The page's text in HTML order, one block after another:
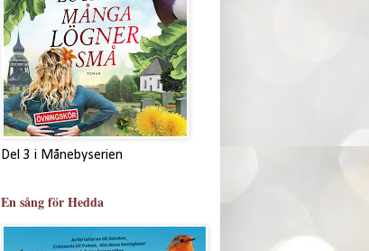
Del 3 i Månebyserien
En sång för Hedda